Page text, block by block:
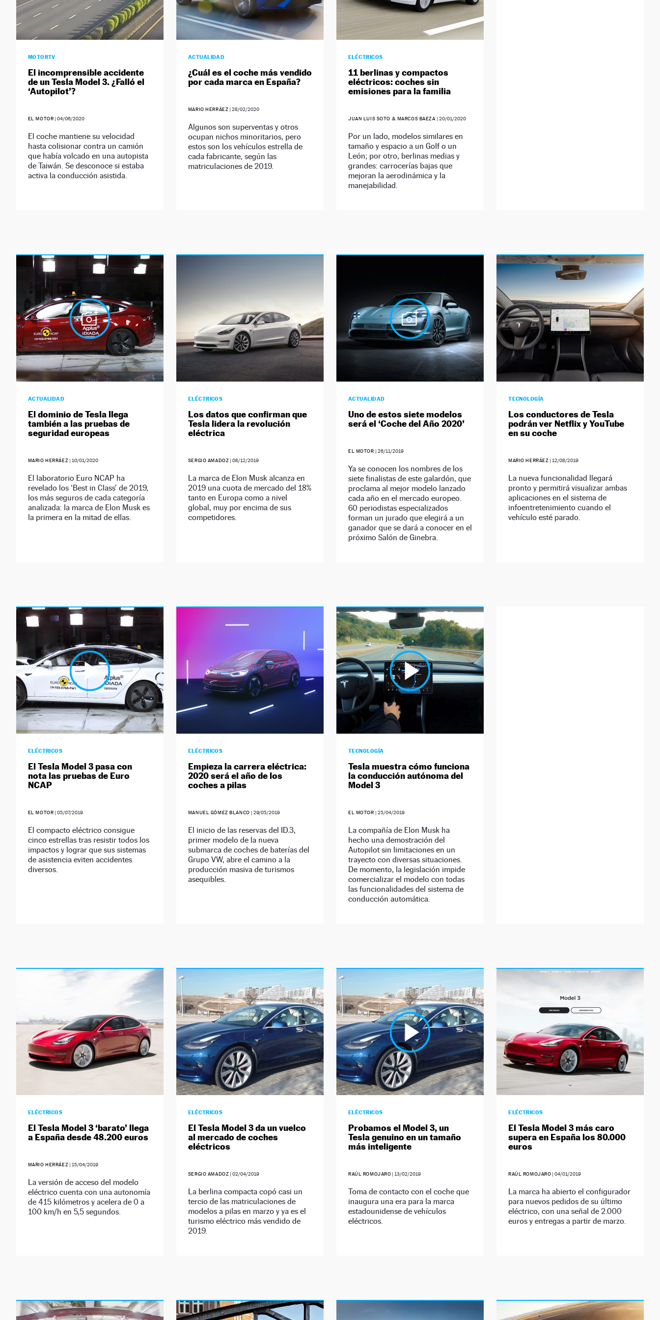
MOTORTV
El incomprensible accidente
de un Tesla Model 3. ¿Falló el
‘Autopilot’?
EL MOTOR |04/06/2020
El coche mantiene su velocidad
hasta colisionar contra un camión
que había volcado en una autopista
de Taiwán. Se desconoce si estaba
activa la conducción asistida.
ACTUALIDAD
¿Cuál es el coche más vendido
por cada marca en España?
MARIO HERRÁEZ |28/02/2020
Algunos son superventas y otros
ocupan nichos minoritarios, pero
estos son los vehículos estrella de
cada fabricante, según las
matriculaciones de 2019.
ELÉCTRICOS
11 berlinas y compactos
eléctricos: coches sin
emisiones para la familia
JUAN LUIS SOTO & MARCOS BAEZA | 20/01/2020
Por un lado, modelos similares en
tamaño y espacio a un Golf o un
León; por otro, berlinas medias y
grandes: carrocerías bajas que
mejoran la aerodinámica y la
manejabilidad.
ACTUALIDAD
El dominio de Tesla llega
también a las pruebas de
seguridad europeas
MARIO HERRÁEZ | 10/01/2020
El laboratorio Euro NCAP ha
revelado los ‘Best in Class’ de 2019,
los más seguros de cada categoría
analizada: la marca de Elon Musk es
la primera en la mitad de ellas.
ELÉCTRICOS
Los datos que confirman que
Tesla lidera la revolución
eléctrica
SERGIO AMADOZ |08/12/2019
La marca de Elon Musk alcanza en
2019 una cuota de mercado del 18%
tanto en Europa como a nivel
global, muy por encima de sus
competidores.
ACTUALIDAD
Uno de estos siete modelos
será el ‘Coche del Año 2020’
EL MOTOR | 26/11/2019
Ya se conocen los nombres de los
siete finalistas de este galardón, que
proclama al mejor modelo lanzado
cada año en el mercado europeo.
60 periodistas especializados
forman un jurado que elegirá a un
ganador que se dará a conocer en el
próximo Salón de Ginebra.
TECNOLOGÍA
Los conductores de Tesla
podrán ver Netflix y YouTube
en su coche
MARIO HERRÁEZ | 12/08/2019
La nueva funcionalidad llegará
pronto y permitirá visualizar ambas
aplicaciones en el sistema de
infoentretenimiento cuando el
vehículo esté parado.
ELÉCTRICOS
El Tesla Model 3 pasa con
nota las pruebas de Euro
NCAP
EL MOTOR |05/07/2019
El compacto eléctrico consigue
cinco estrellas tras resistir todos los
impactos y lograr que sus sistemas
de asistencia eviten accidentes
diversos.
ELÉCTRICOS
Empieza la carrera eléctrica:
2020 será el año de los
coches a pilas
MANUEL GÓMEZ BLANCO | 29/05/2019
El inicio de las reservas del ID.3,
primer modelo de la nueva
submarca de coches de baterías del
Grupo VW, abre el camino a la
producción masiva de turismos
asequibles.
TECNOLOGÍA
Tesla muestra cómo funciona
la conducción autónoma del
Model 3
EL MOTOR | 25/04/2019
La compañía de Elon Musk ha
hecho una demostración del
Autopilot sin limitaciones en un
trayecto con diversas situaciones.
De momento, la legislación impide
comercializar el modelo con todas
las funcionalidades del sistema de
conducción automática.
ELÉCTRICOS
El Tesla Model 3 ‘barato’ llega
a España desde 48.200 euros
MARIO HERRÁEZ | 15/04/2019
La versión de acceso del modelo
eléctrico cuenta con una autonomía
de 415 kilómetros y acelera de 0 a
100 km/h en 5,5 segundos.
ELÉCTRICOS
El Tesla Model 3 da un vuelco
al mercado de coches
eléctricos
SERGIO AMADOZ |02/04/2019
La berlina compacta copó casi un
tercio de las matriculaciones de
modelos a pilas en marzo y ya es el
turismo eléctrico más vendido de
2019.
ELÉCTRICOS
Probamos el Model 3, un
Tesla genuino en un tamaño
más inteligente
RAÚL ROMOJARO | 13/02/2019
Toma de contacto con el coche que
inaugura una era para la marca
estadounidense de vehículos
eléctricos.
ELÉCTRICOS
El Tesla Model 3 más caro
supera en España los 80.000
euros
RAÚL ROMOJARO |04/01/2019
La marca ha abierto el configurador
para nuevos pedidos de su último
eléctrico, con una señal de 2.000
euros y entregas a partir de marzo.